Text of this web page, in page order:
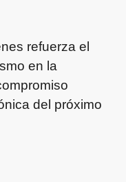
refuerza el
en la
del próximo